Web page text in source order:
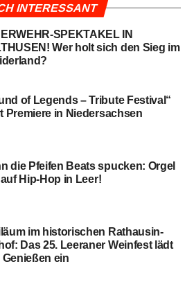
INTERESSANT
SPEKTAKEL IN
Wer holt sich den Sieg im
of Legends – Tri­bu­te Fes­ti­val“
Pre­mie­re in Niedersachsen
die Pfei­fen Beats spu­cken: Orgel
Hip-Hop in Leer!
im his­to­ri­schen Rat­haus­in­
Das 25. Leera­ner Wein­fest lädt
Genie­ßen ein